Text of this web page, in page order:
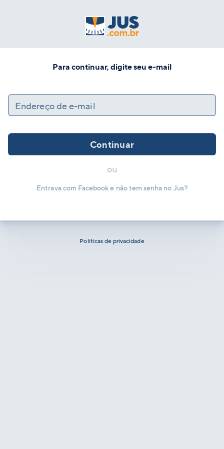
Para continuar, digite seu e-mail
Endereço de e-mail
Continuar
ou
Entrava com Facebook e não tem senha no Jus?
Políticas de privacidade